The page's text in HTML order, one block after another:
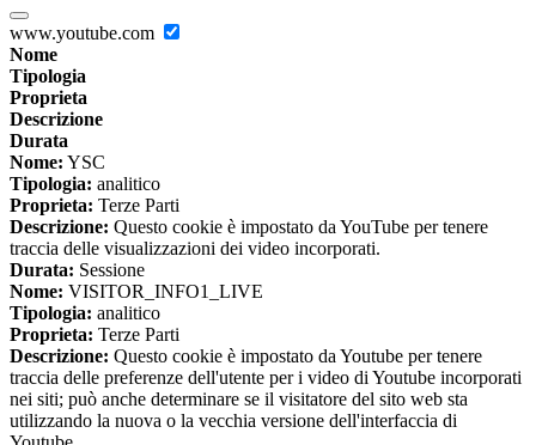
www.youtube.com
Nome
Tipologia
Proprieta
Descrizione
Durata
Nome: YSC
Tipologia: analitico
Proprieta: Terze Parti
Descrizione: Questo cookie è impostato da YouTube per tenere
traccia delle visualizzazioni dei video incorporati.
Durata: Sessione
Nome: VISITOR_INFO1_LIVE
Tipologia: analitico
Proprieta: Terze Parti
Descrizione: Questo cookie è impostato da Youtube per tenere
traccia delle preferenze dell'utente per i video di Youtube incorporati
nei siti; può anche determinare se il visitatore del sito web sta
utilizzando la nuova o la vecchia versione dell'interfaccia di